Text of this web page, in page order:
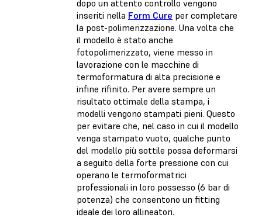
dopo un attento controllo vengono
inseriti nella Form Cure per completare
la post-polimerizzazione. Una volta che
il modello è stato anche
fotopolimerizzato, viene messo in
lavorazione con le macchine di
termoformatura di alta precisione e
infine rifinito. Per avere sempre un
risultato ottimale della stampa, i
modelli vengono stampati pieni. Questo
per evitare che, nel caso in cui il modello
venga stampato vuoto, qualche punto
del modello più sottile possa deformarsi
a seguito della forte pressione con cui
operano le termoformatrici
professionali in loro possesso (6 bar di
potenza) che consentono un fitting
ideale dei loro allineatori.